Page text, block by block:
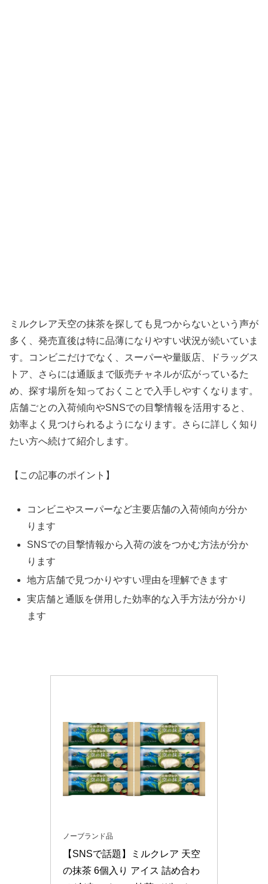
ミルクレア天空の抹茶を探しても見つからないという声が
多く、発売直後は特に品薄になりやすい状況が続いていま
す。コンビニだけでなく、スーパーや量販店、ドラッグス
トア、さらには通販まで販売チャネルが広がっているた
め、探す場所を知っておくことで入手しやすくなります。
店舗ごとの入荷傾向やSNSでの目撃情報を活用すると、
効率よく見つけられるようになります。さらに詳しく知り
たい方へ続けて紹介します。
【この記事のポイント】
コンビニやスーパーなど主要店舗の入荷傾向が分か
ります
SNSでの目撃情報から入荷の波をつかむ方法が分か
ります
地方店舗で見つかりやすい理由を理解できます
実店舗と通販を併用した効率的な入手方法が分かり
ます
ノーブランド品
【SNSで話題】ミルクレア 天空
の抹茶 6個入り アイス 詰め合わ